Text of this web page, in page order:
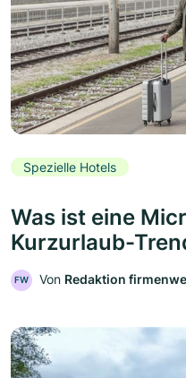
Spezielle Hotels
Was ist eine
Kurzurlaub-
FW Von Redaktion